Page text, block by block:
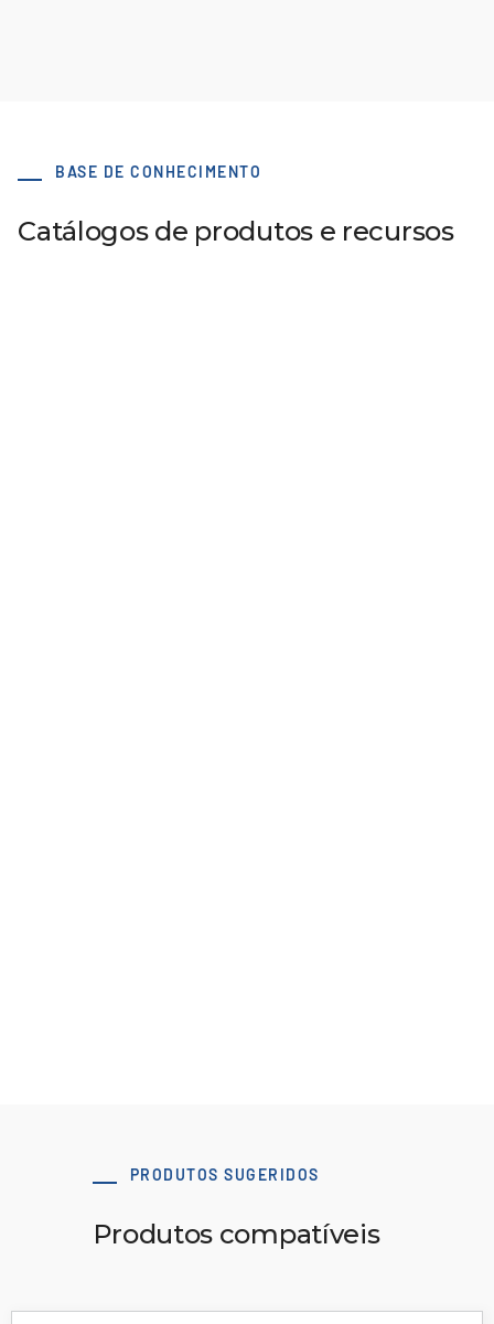
BASE DE CONHECIMENTO
Catálogos de produtos e recursos
PRODUTOS SUGERIDOS
Produtos compatíveis